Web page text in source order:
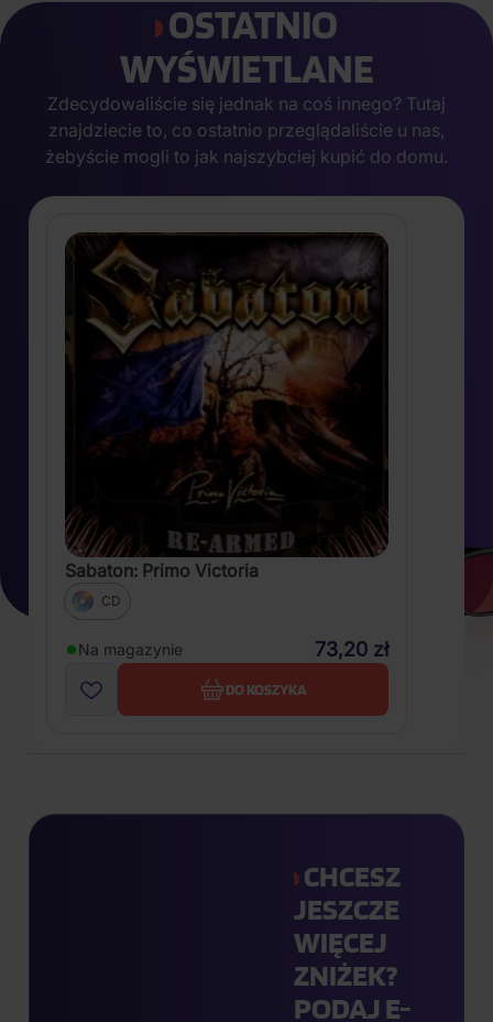
OSTATNIO
WYŚWIETLANE
Zdecydowaliście się jednak na coś innego? Tutaj
znajdziecie to, co ostatnio przeglądaliście u nas,
żebyście mogli to jak najszybciej kupić do domu.
Sabaton: Primo Victoria
CD
Na magazynie 73,20 zł
DO KOSZYKA
CHCESZ
JESZCZE
WIĘCEJ
ZNIŻEK?
PODAJ E-